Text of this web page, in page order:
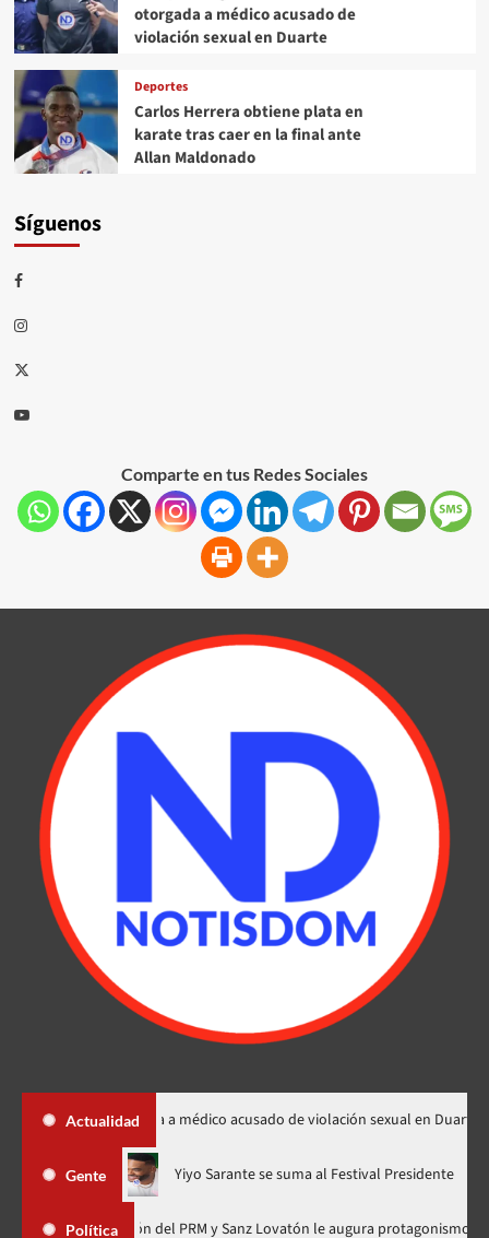
otorgada a médico acusado de
violación sexual en Duarte
Deportes
Carlos Herrera obtiene plata en
karate tras caer en la final ante
Allan Maldonado
Síguenos
Comparte en tus Redes Sociales
Actualidad
otorgada a médico acusado de violación sexual en Duarte
Gente
ahora en nuevo horario Yiyo Sarante se suma al Festival
Política
del PRM y Sanz Lovatón le augura protagonismo político